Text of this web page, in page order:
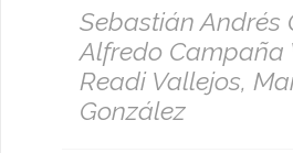
Sebastián Andrés
Alfredo Campaña
Readi Vallejos,
González